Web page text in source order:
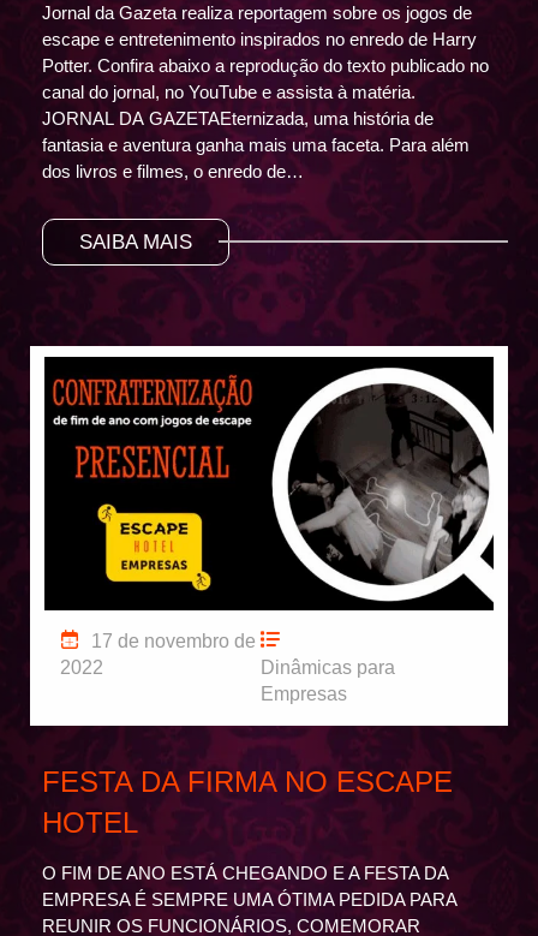
Jornal da Gazeta realiza reportagem sobre os jogos de
escape e entretenimento inspirados no enredo de Harry
Potter. Confira abaixo a reprodução do texto publicado no
canal do jornal, no YouTube e assista à matéria.
JORNAL DA GAZETA‍Eternizada, uma história de
fantasia e aventura ganha mais uma faceta. Para além
dos livros e filmes, o enredo de…
SAIBA MAIS
Dinâmicas para
Empresas
17 de novembro de
2022
FESTA DA FIRMA NO ESCAPE
HOTEL
O FIM DE ANO ESTÁ CHEGANDO E A FESTA DA
EMPRESA É SEMPRE UMA ÓTIMA PEDIDA PARA
REUNIR OS FUNCIONÁRIOS, COMEMORAR